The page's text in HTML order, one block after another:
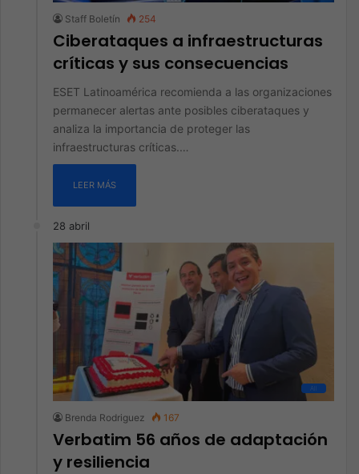
Staff Boletín 254
Ciberataques a infraestructuras
críticas y sus consecuencias
ESET Latinoamérica recomienda a las organizaciones
permanecer alertas ante posibles ciberataques y
analiza la importancia de proteger las
infraestructuras críticas.…
LEER MÁS
28 abril
All
Brenda Rodriguez 167
Verbatim 56 años de adaptación
y resiliencia